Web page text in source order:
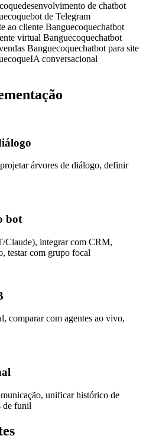
desenvolvimento de chatbot
bot de Telegram
ao cliente Banguecoquechatbot
virtual Banguecoquechatbot
Banguecoquechatbot para site
IA conversacional
árvores de diálogo, definir
bot
integrar com CRM,
testar com grupo focal
comparar com agentes ao vivo,
unificar histórico de
de funil